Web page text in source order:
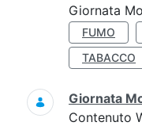
Giornata
FUMO
TABACCO
Giornata
Contenuto